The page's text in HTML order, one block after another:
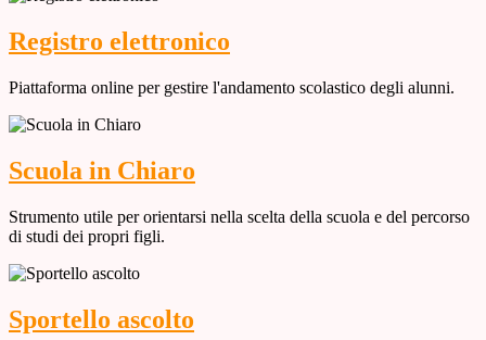
Registro elettronico
Piattaforma online per gestire l'andamento scolastico degli alunni.
Scuola in Chiaro
Strumento utile per orientarsi nella scelta della scuola e del percorso
di studi dei propri figli.
Sportello ascolto